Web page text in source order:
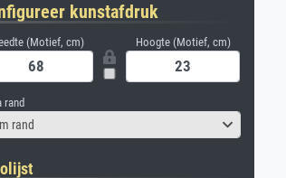
kunstafdruk
(Motief, cm) Hoogte (Motief, cm)
rand
rand